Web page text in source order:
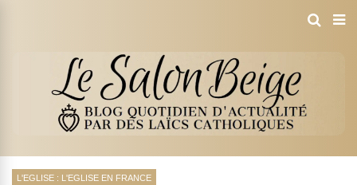
L'EGLISE : L'EGLISE EN FRANCE